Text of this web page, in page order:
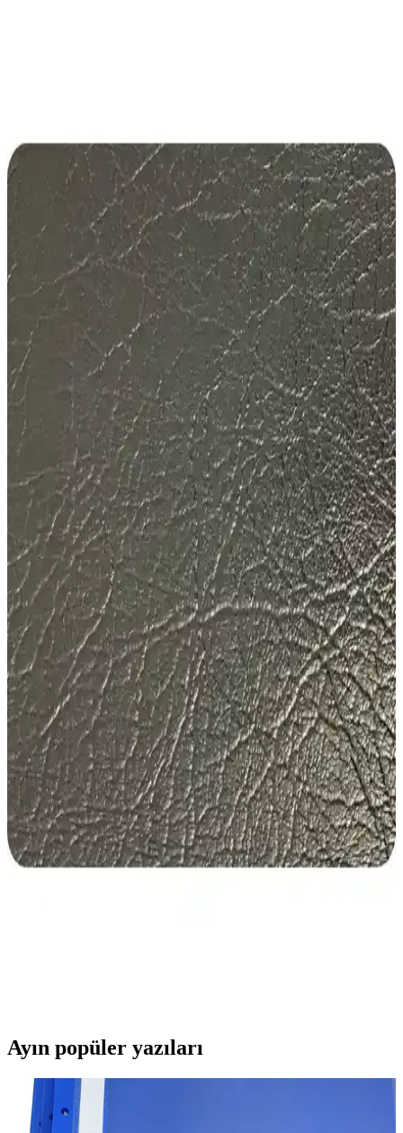
Bosch Fiat Egea Cross İçin Ön ve Arka Silecek
Takımı 2019-2025 Uyumlu Güvenilir Performans
Bosch tarafından tasarlanan Fiat Egea Cross için özel silecek seti,
2019-2025 modellerle uyumlu, grafit kaplamalı kauçuk ve
aerodinamik tasarımıyla dayanıklı ve sessiz silme sağlar.
Toyota Auris için Bosch Silecek Seti: Güçlü ve
Güvenilir Temizlik Çözümü
Toyota Auris için özel tasarlanmış Bosch silecek seti, yüksek
teknolojileri ve dayanıklı malzemeleriyle kusursuz temizlik ve
güvenli sürüş sağlar.
Valeo Fiat Linea Silecek Takımı: Uzun Ömürlü ve
Güçlü Performans Sunar
Valeo Fiat Linea silecek takımı, dayanıklı kauçuk ve kolay montaj
özellikleriyle her hava koşulunda üstün performans sağlar, güvenli
sürüş için ideal tercih.
Dives Tekstil Sicilya Premium ve Fixall Adhesive
Suni Deri Ürünlerinin Karşılaştırması
Sicilia Premium ve Fixall Adhesive suni deri ürünlerinin özellikleri,
kullanım alanları ve kullanıcı yorumlarıyla detaylı karşılaştırması,
ihtiyaçlara en uygun seçeneği belirlemenize yardımcı olur.
Geoderik Makina Spiral Hava Hortumu ve
Tabancası 15 Metre Uzunlukta Endüstriyel
Kullanım
Geoderik markasının 15 metre spiral hava hortumu ve tabancası seti,
dayanıklı malzeme yapısı ve geniş kullanım alanlarıyla profesyonel
ve endüstriyel uygulamalara uygun, kolay kullanım sağlayan bir
çözüm sunar.
Dives Tekstil Lincoln ve Sicilya Premium Suni Deri
Karşılaştırması: Özellikler ve Kullanıcı Yorumları
Lincoln ve Sicilya premium suni deri ürünleri, malzeme, kalınlık ve
kullanıcı memnuniyeti açısından karşılaştırıldı. Her biri farklı
kullanım alanları ve avantajlar sunuyor.
Ayın popüler yazıları